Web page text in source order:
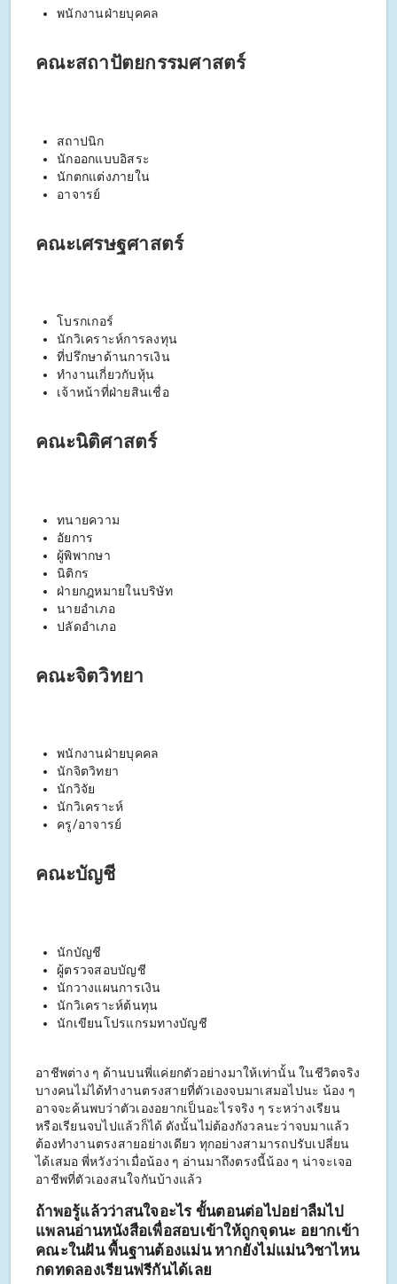
พนักงานฝ่ายบุคคล
คณะสถาปัตยกรรมศาสตร์
สถาปนิก
นักออกแบบอิสระ
นักตกแต่งภายใน
อาจารย์
คณะเศรษฐศาสตร์
โบรกเกอร์
นักวิเคราะห์การลงทุน
ที่ปรึกษาด้านการเงิน
ทำงานเกี่ยวกับหุ้น
เจ้าหน้าที่ฝ่ายสินเชื่อ
คณะนิติศาสตร์
ทนายความ
อัยการ
ผู้พิพากษา
นิติกร
ฝ่ายกฎหมายในบริษัท
นายอำเภอ
ปลัดอำเภอ
คณะจิตวิทยา
พนักงานฝ่ายบุคคล
นักจิตวิทยา
นักวิจัย
นักวิเคราะห์
ครู/อาจารย์
คณะบัญชี
นักบัญชี
ผู้ตรวจสอบบัญชี
นักวางแผนการเงิน
นักวิเคราะห์ต้นทุน
นักเขียนโปรแกรมทางบัญชี
อาชีพต่าง ๆ ด้านบนพี่แค่ยกตัวอย่างมาให้เท่านั้น ในชีวิตจริง
บางคนไม่ได้ทำงานตรงสายที่ตัวเองจบมาเสมอไปนะ น้อง ๆ
อาจจะค้นพบว่าตัวเองอยากเป็นอะไรจริง ๆ ระหว่างเรียน
หรือเรียนจบไปแล้วก็ได้ ดังนั้นไม่ต้องกังวลนะว่าจบมาแล้ว
ต้องทำงานตรงสายอย่างเดียว ทุกอย่างสามารถปรับเปลี่ยน
ได้เสมอ พี่หวังว่าเมื่อน้อง ๆ อ่านมาถึงตรงนี้น้อง ๆ น่าจะเจอ
อาชีพที่ตัวเองสนใจกันบ้างแล้ว
ถ้าพอรู้แล้วว่าสนใจอะไร ขั้นตอนต่อไปอย่าลืมไป
แพลนอ่านหนังสือเพื่อสอบเข้าให้ถูกจุดนะ อยากเข้า
คณะในฝัน พื้นฐานต้องแม่น หากยังไม่แม่นวิชาไหน
กดทดลองเรียนฟรีกันได้เลย